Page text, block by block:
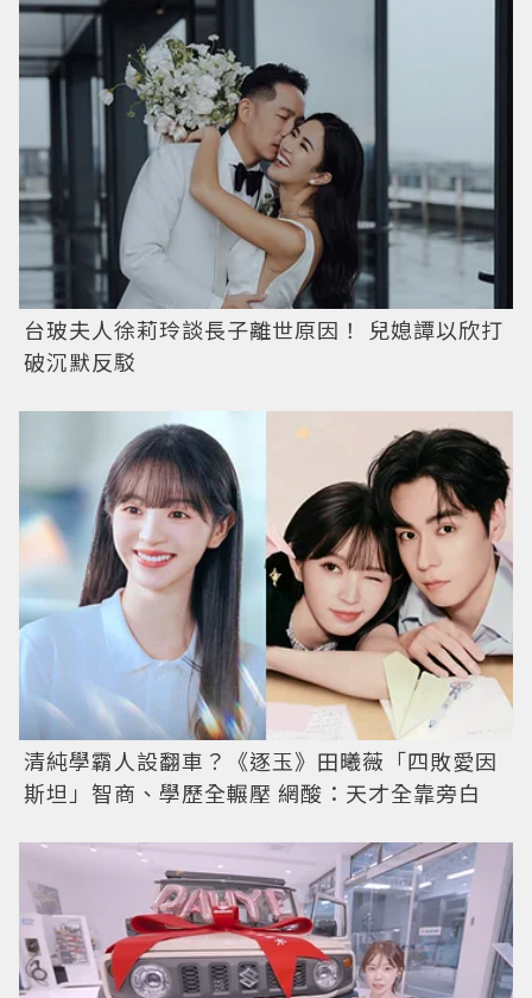
台玻夫人徐莉玲談長子離世原因！ 兒媳譚以欣打
破沉默反駁
清純學霸人設翻車？《逐玉》田曦薇「四敗愛因
斯坦」智商、學歷全輾壓 網酸：天才全靠旁白